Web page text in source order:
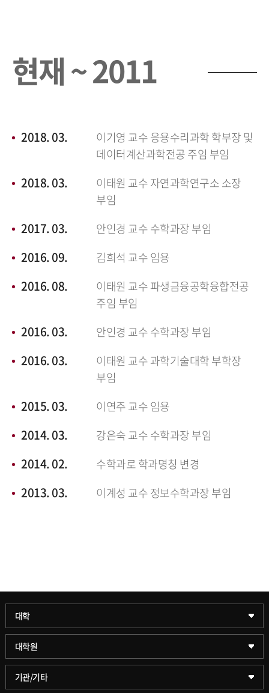
현재 ~ 2011
2018. 03.
이기영 교수 응용수리과학 학부장 및
데이터계산과학전공 주임 부임
2018. 03.
이태원 교수 자연과학연구소 소장
부임
2017. 03. 안인경 교수 수학과장 부임
2016. 09. 김희석 교수 임용
2016. 08.
이태원 교수 파생금융공학융합전공
주임 부임
2016. 03. 안인경 교수 수학과장 부임
2016. 03.
이태원 교수 과학기술대학 부학장
부임
2015. 03. 이연주 교수 임용
2014. 03. 강은숙 교수 수학과장 부임
2014. 02. 수학과로 학과명칭 변경
2013. 03. 이계성 교수 정보수학과장 부임
대학
과학기술대학
약학대학
글로벌비즈니스대학
대학원
일반대학원
문화스포츠대학원
기관/기타
학술정보원(도서관)